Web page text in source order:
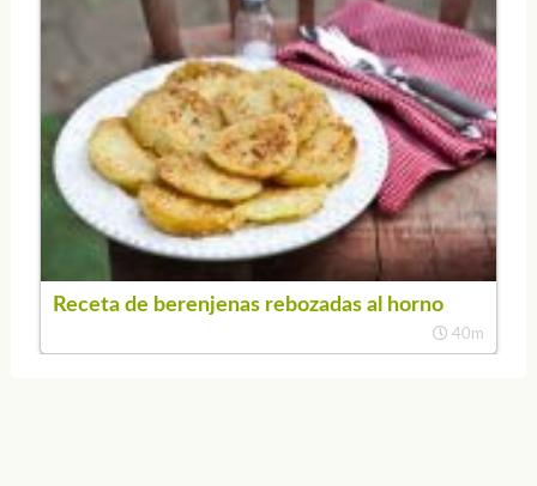
Receta de berenjenas rebozadas al horno
40m